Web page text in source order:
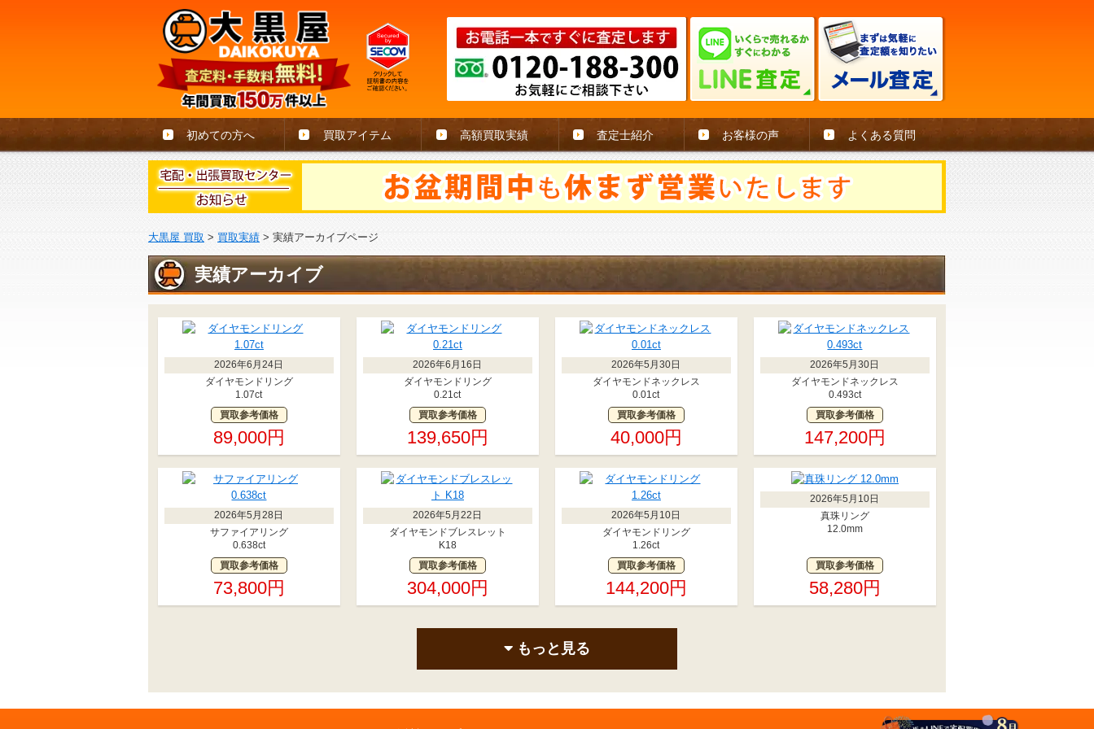
初めての方へ 買取アイテム 高額買取実績 査定士紹介 お客様の声 よくある質問
大黒屋 買取 > 買取実績 > 実績アーカイブページ
実績アーカイブ
2026年6月24日
ダイヤモンドリング
1.07ct
買取参考価格
89,000円
2026年6月16日
ダイヤモンドリング
0.21ct
買取参考価格
139,650円
2026年5月30日
ダイヤモンドネックレス
0.01ct
買取参考価格
40,000円
2026年5月30日
ダイヤモンドネックレス
0.493ct
買取参考価格
147,200円
2026年5月28日
サファイアリング
0.638ct
買取参考価格
73,800円
2026年5月22日
ダイヤモンドブレスレット
K18
買取参考価格
304,000円
2026年5月10日
ダイヤモンドリング
1.26ct
買取参考価格
144,200円
2026年5月10日
真珠リング
12.0mm
買取参考価格
58,280円
もっと見る